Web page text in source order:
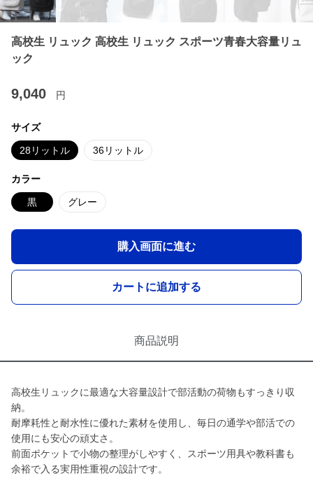
高校生 リュック 高校生 リュック スポーツ青春大容量リュ
ック
9,040 円
サイズ
28リットル 36リットル
カラー
黒 グレー
購入画面に進む
カートに追加する
商品説明
高校生リュックに最適な大容量設計で部活動の荷物もすっきり収
納。
耐摩耗性と耐水性に優れた素材を使用し、毎日の通学や部活での
使用にも安心の頑丈さ。
前面ポケットで小物の整理がしやすく、スポーツ用具や教科書も
余裕で入る実用性重視の設計です。